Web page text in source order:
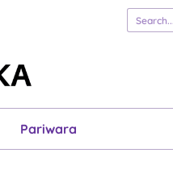
Pariwara
Justisia